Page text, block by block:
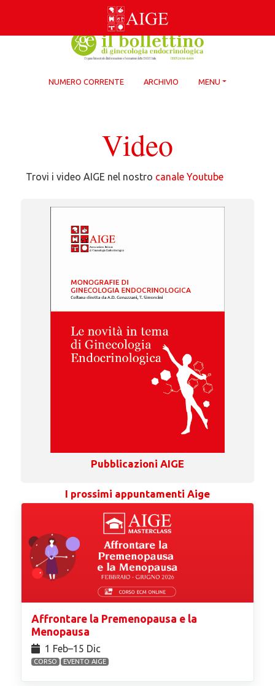
NUMERO CORRENTE ARCHIVIO MENU
Video
Trovi i video AIGE nel nostro canale Youtube
Pubblicazioni AIGE
I prossimi appuntamenti Aige
Affrontare la Premenopausa e la
Menopausa
1 Feb⁠–15 Dic
CORSO EVENTO AIGE